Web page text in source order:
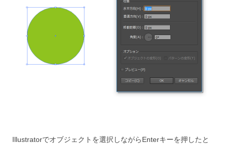
Illustratorでオブジェクトを選択しながらEnterキーを押したと